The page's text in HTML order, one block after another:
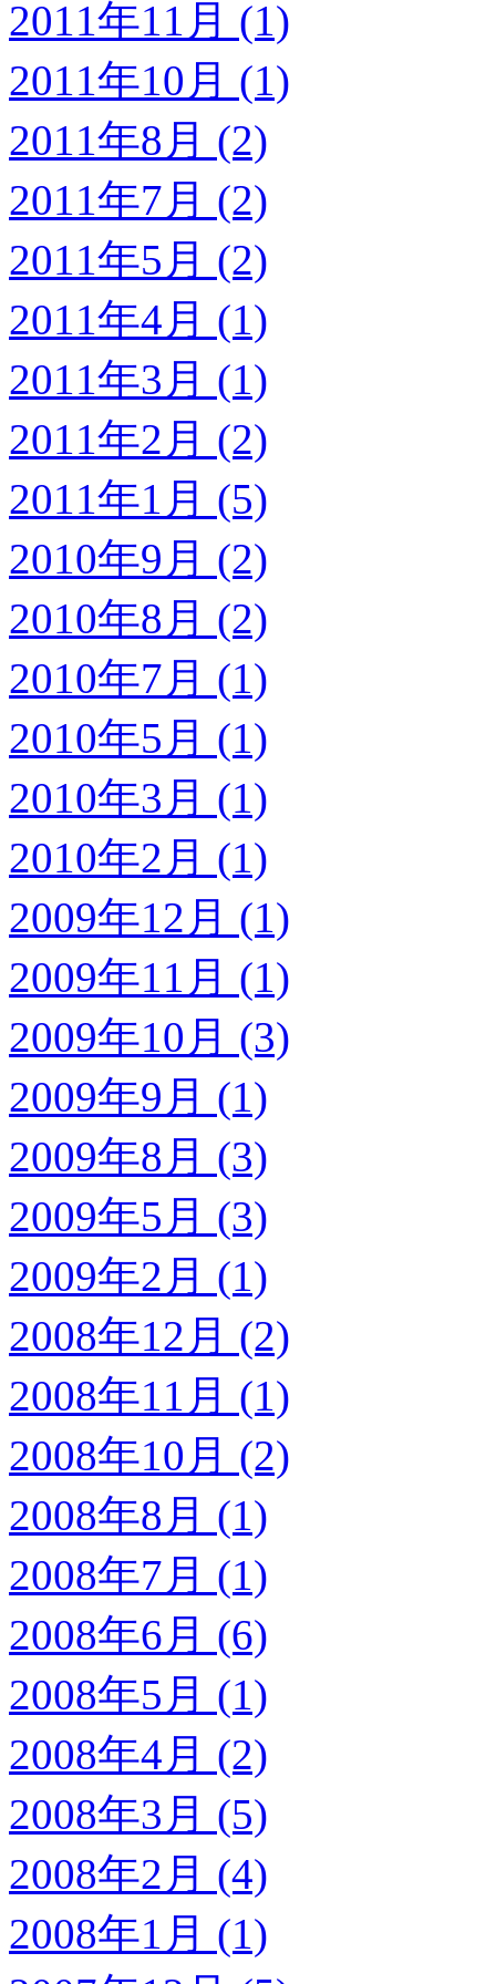
2011年11月 (1)
2011年10月 (1)
2011年8月 (2)
2011年7月 (2)
2011年5月 (2)
2011年4月 (1)
2011年3月 (1)
2011年2月 (2)
2011年1月 (5)
2010年9月 (2)
2010年8月 (2)
2010年7月 (1)
2010年5月 (1)
2010年3月 (1)
2010年2月 (1)
2009年12月 (1)
2009年11月 (1)
2009年10月 (3)
2009年9月 (1)
2009年8月 (3)
2009年5月 (3)
2009年2月 (1)
2008年12月 (2)
2008年11月 (1)
2008年10月 (2)
2008年8月 (1)
2008年7月 (1)
2008年6月 (6)
2008年5月 (1)
2008年4月 (2)
2008年3月 (5)
2008年2月 (4)
2008年1月 (1)